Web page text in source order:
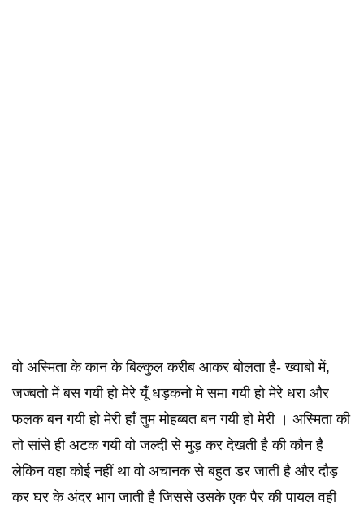
वो अस्मिता के कान के बिल्कुल करीब आकर बोलता है- ख्वाबो में,
जज्बतो में बस गयी हो मेरे यूँ धड़कनो मे समा गयी हो मेरे धरा और
फलक बन गयी हो मेरी हाँ तुम मोहब्बत बन गयी हो मेरी । अस्मिता की
तो सांसे ही अटक गयी वो जल्दी से मुड़ कर देखती है की कौन है
लेकिन वहा कोई नहीं था वो अचानक से बहुत डर जाती है और दौड़
कर घर के अंदर भाग जाती है जिससे उसके एक पैर की पायल वही